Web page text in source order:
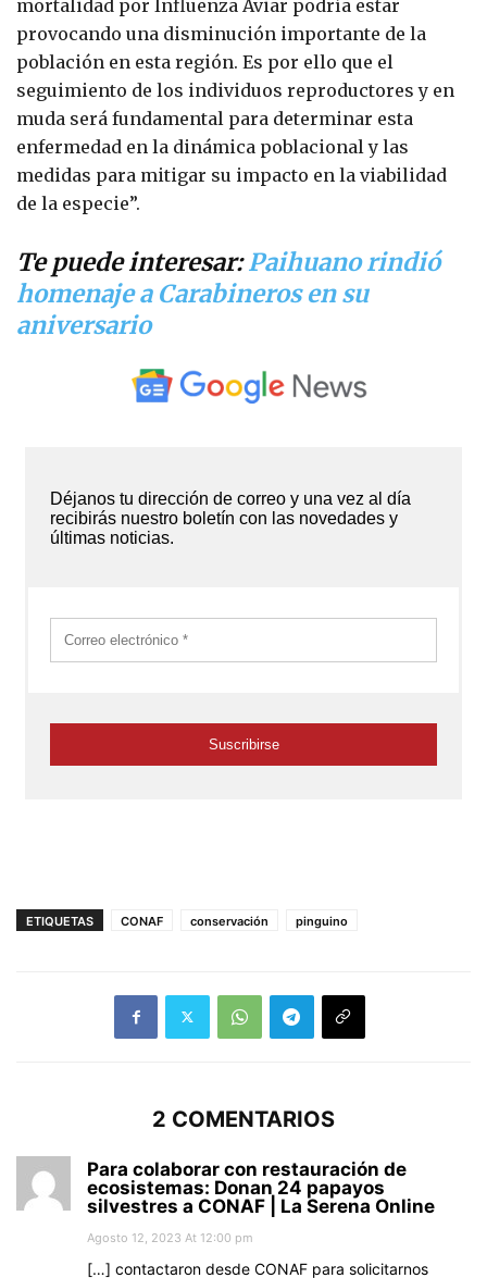
mortalidad por Influenza Aviar podría estar
provocando una disminución importante de la
población en esta región. Es por ello que el
seguimiento de los individuos reproductores y en
muda será fundamental para determinar esta
enfermedad en la dinámica poblacional y las
medidas para mitigar su impacto en la viabilidad
de la especie”.
Te puede interesar:Paihuano rindió
homenaje a Carabineros en su
aniversario
ETIQUETAS CONAF conservación pinguino
2 COMENTARIOS
Para colaborar con restauración de
ecosistemas: Donan 24 papayos
silvestres a CONAF | La Serena Online
Agosto 12, 2023 At 12:00 pm
[…] contactaron desde CONAF para solicitarnos